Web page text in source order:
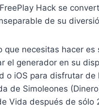
Hack se
de su
que necesitas hacer es
el generador en su
o iOS para disfrutar de
de Simoleones
Vida después de sólo